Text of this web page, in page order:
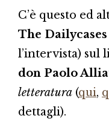
C’è questo ed
The
l’intervista) sul
don Paolo
letteratura (qui,
dettagli).